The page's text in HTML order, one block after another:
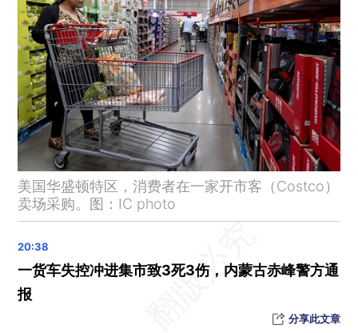
山东德州地震超半数伤者出院
一驿站停车10分钟收费50元，青海大柴旦通报调查处理结果
吉林舒兰强降雨致14人遇难1人失联
吉林舒兰常务副市长骆旭东等3名公职人员确认遇难 另1人仍失联
晨读荐闻（国内、国际、市场消息35条）
理财半年报：现金管理类产品规模同比下降15%
京东APP上线基金销售入口 多家公募入驻
楼继伟：如果没有户口限制，还会有大量的城镇住房需求
郑州暂停住房限售 公积金贷款买新房首付降至20%
两项专利被宣告无效 宁德时代称将提起行政诉讼
小马智行与丰田成立合资公司 推动L4级自动驾驶前装量产
上半年宝马纯电车型交付量占比12% 领先于奥迪和奔驰
美国华盛顿特区，消费者在一家开市客（Costco）
卖场采购。图：IC photo
一货车失控冲进集市致3死3伤，内蒙古赤峰警方通
报
分享此文章